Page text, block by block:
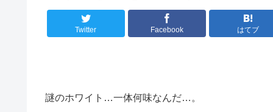
Twitter Facebook はてブ
謎のホワイト…一体何味なんだ…。